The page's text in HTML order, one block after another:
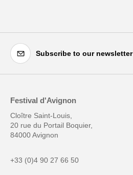
Subscribe to our newsletter
Festival d'Avignon
Cloître Saint-Louis,
20 rue du Portail Boquier,
84000 Avignon
+33 (0)4 90 27 66 50